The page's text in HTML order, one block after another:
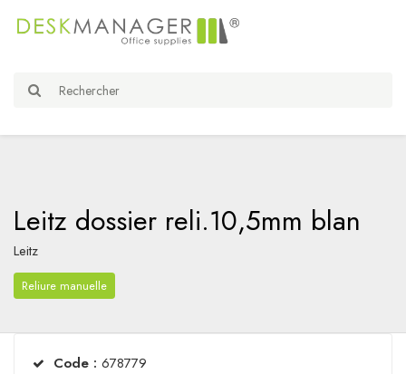
Leitz dossier reli.10,5mm blan
Leitz
Reliure manuelle
Code : 678779